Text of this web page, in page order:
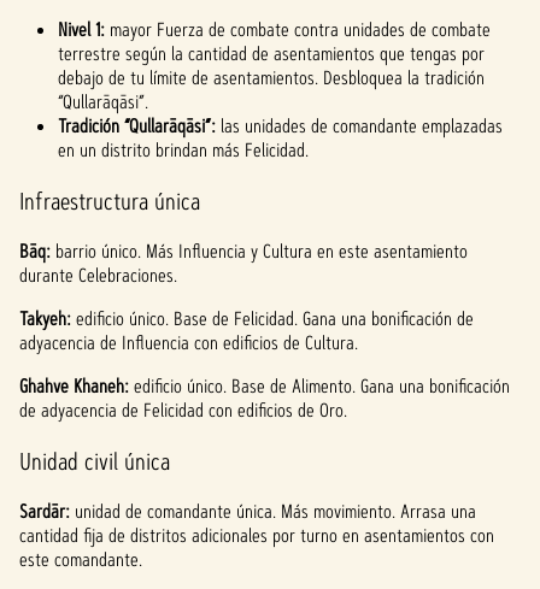
dores
de
Googl
e.
Nivel 1: mayor Fuerza de combate contra unidades de combate
terrestre según la cantidad de asentamientos que tengas por
debajo de tu límite de asentamientos. Desbloquea la tradición
“Qullarāqāsi”.
Tradición “Qullarāqāsi”: las unidades de comandante emplazadas
en un distrito brindan más Felicidad.
Infraestructura única
Bāq: barrio único. Más Influencia y Cultura en este asentamiento
durante Celebraciones.
Takyeh:edificio único. Base de Felicidad. Gana una bonificación de
adyacencia de Influencia con edificios de Cultura.
Ghahve Khaneh:edificio único. Base de Alimento. Gana una bonificación
de adyacencia de Felicidad con edificios de Oro.
Unidad civil única
Sardār: unidad de comandante única. Más movimiento. Arrasa una
cantidad fija de distritos adicionales por turno en asentamientos con
este comandante.